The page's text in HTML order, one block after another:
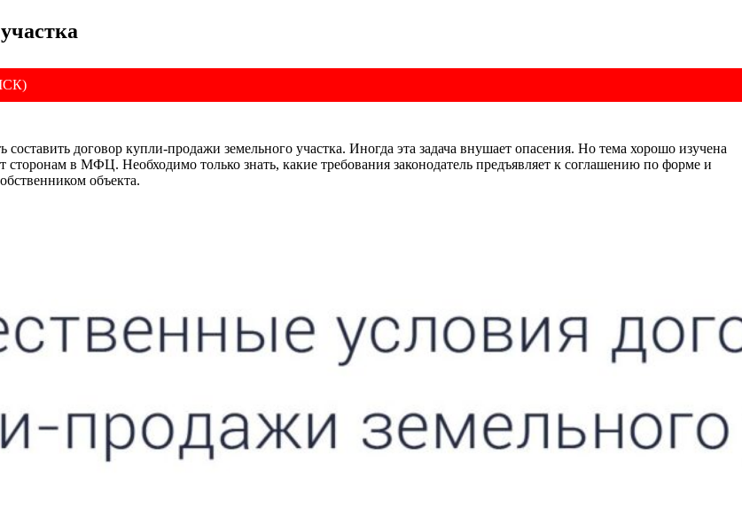
договор купли-продажи земельного участка. Иногда эта задача внушает опасения. Но тема хорошо изучена
в МФЦ. Необходимо только знать, какие требования законодатель предъявляет к соглашению по форме и
объекта.